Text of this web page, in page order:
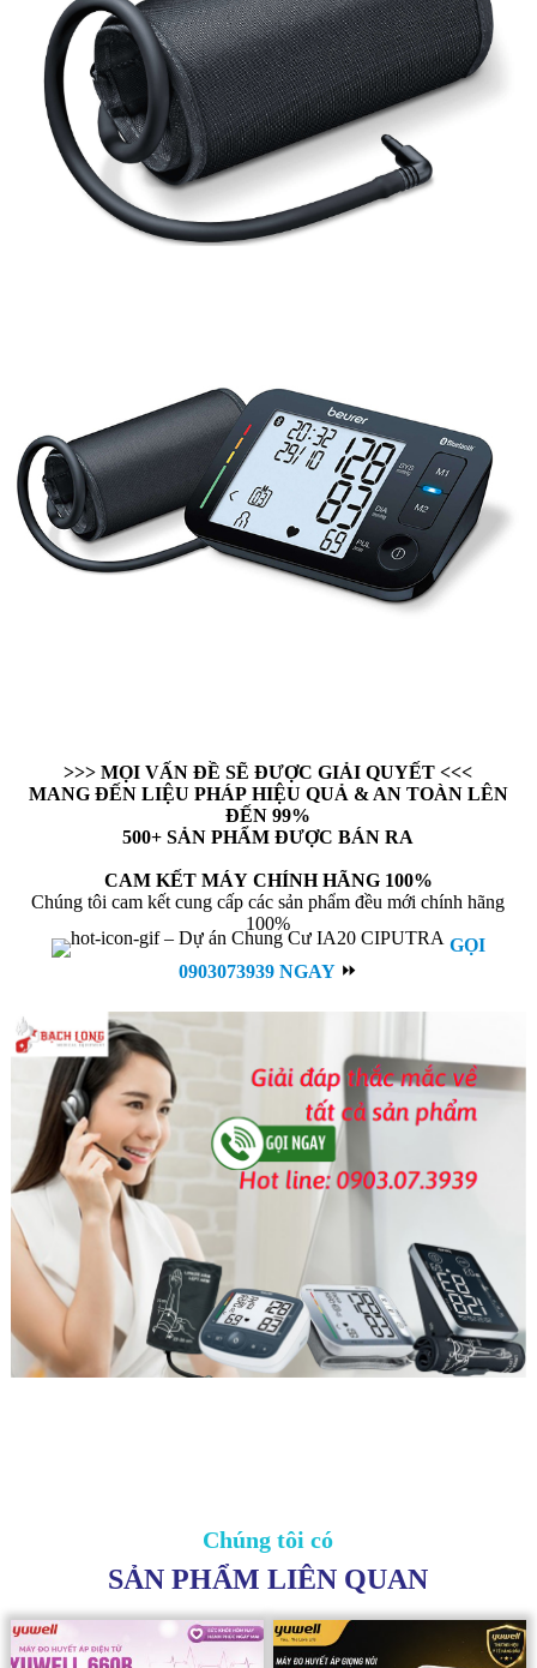
>>> MỌI VẤN ĐỀ SẼ ĐƯỢC GIẢI QUYẾT <<<
MANG ĐẾN LIỆU PHÁP HIỆU QUẢ & AN TOÀN LÊN
ĐẾN 99%
500+ SẢN PHẨM ĐƯỢC BÁN RA
CAM KẾT MÁY CHÍNH HÃNG 100%
Chúng tôi cam kết cung cấp các sản phẩm đều mới chính hãng
100%
GỌI
0903073939 NGAY⏩
Chúng tôi có
SẢN PHẨM LIÊN QUAN